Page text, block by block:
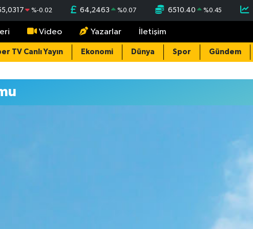
%-0.02 64,2463 %0.07 6510.40 %0.45
Video Yazarlar İletişim
TV Canlı Yayın Ekonomi Dünya Spor Gündem